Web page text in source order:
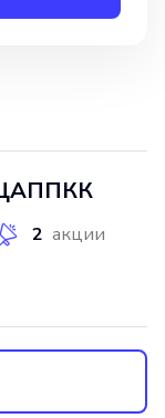
2 акции